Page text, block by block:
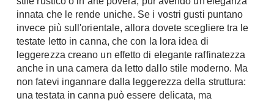
Poltroncine
Divanoletto
Chaise Longue
Divani Angolo
Divani in Pelle
Riciclo
Energie Rinnovabili
Bioedilizia
Teleriscaldamento
Cura della casa
innata che le rende uniche. Se i vostri gusti puntano
invece più sull'orientale, allora dovete scegliere tra le
testate letto in canna, che con la lora idea di
leggerezza creano un effetto di elegante raffinatezza
anche in una camera da letto dallo stile moderno. Ma
non fatevi ingannare dalla leggerezza della struttura:
una testata in canna può essere delicata, ma